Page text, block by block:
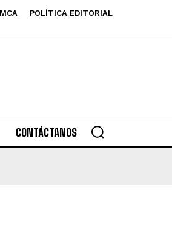
POLÍTICA EDITORIAL
CONTÁCTANOS